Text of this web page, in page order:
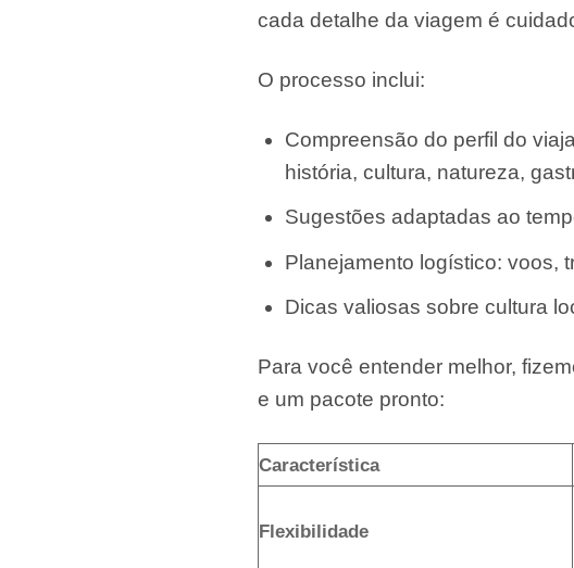
cada detalhe da viagem é
O processo inclui:
Compreensão do perfil do
história, cultura, natureza,
Sugestões adaptadas ao
Planejamento logístico: voos,
Dicas valiosas sobre cultura
Para você entender melhor,
e um pacote pronto:
Característica
Flexibilidade